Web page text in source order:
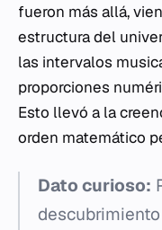
fueron más allá,
estructura del
las intervalos
proporciones
Esto llevó a la
orden matemático
Dato curioso: